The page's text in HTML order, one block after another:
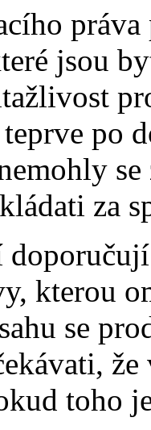
jsou
po
za
kterou
se
toho